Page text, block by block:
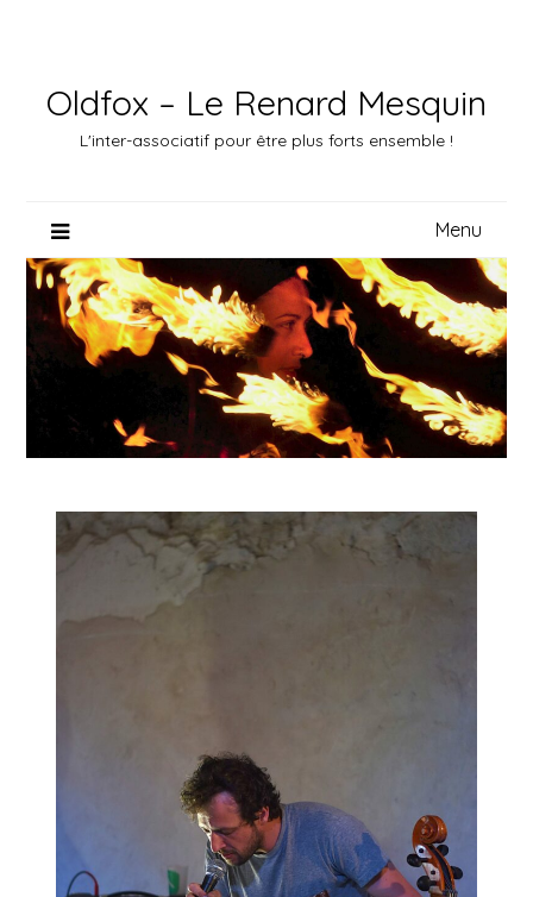
Oldfox – Le Renard Mesquin
L'inter-associatif pour être plus forts ensemble !
Menu